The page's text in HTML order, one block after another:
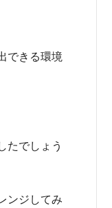
できる環境
たでしょう
ンジしてみ